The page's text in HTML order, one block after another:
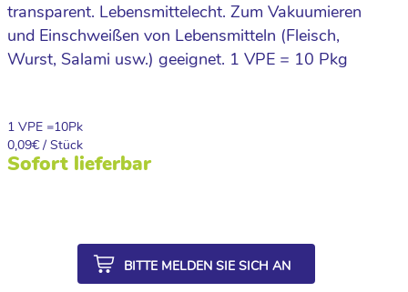
transparent. Lebensmittelecht. Zum Vakuumieren
und Einschweißen von Lebensmitteln (Fleisch,
Wurst, Salami usw.) geeignet. 1 VPE = 10 Pkg
1 VPE =10Pk
0,09€ / Stück
Sofort lieferbar
BITTE MELDEN SIE SICH AN